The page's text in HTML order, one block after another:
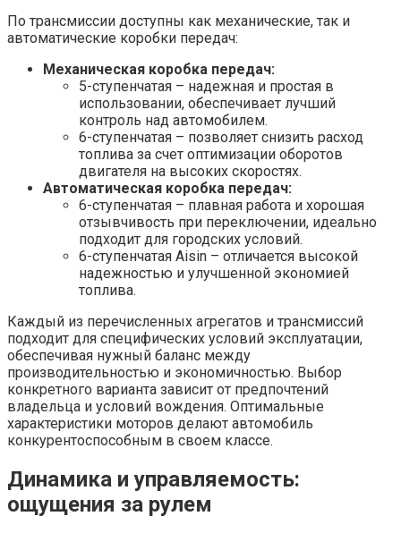
По трансмиссии доступны как механические, так и
автоматические коробки передач:
Механическая коробка передач:
5-ступенчатая – надежная и простая в
использовании, обеспечивает лучший
контроль над автомобилем.
6-ступенчатая – позволяет снизить расход
топлива за счет оптимизации оборотов
двигателя на высоких скоростях.
Автоматическая коробка передач:
6-ступенчатая – плавная работа и хорошая
отзывчивость при переключении, идеально
подходит для городских условий.
6-ступенчатая Aisin – отличается высокой
надежностью и улучшенной экономией
топлива.
Каждый из перечисленных агрегатов и трансмиссий
подходит для специфических условий эксплуатации,
обеспечивая нужный баланс между
производительностью и экономичностью. Выбор
конкретного варианта зависит от предпочтений
владельца и условий вождения. Оптимальные
характеристики моторов делают автомобиль
конкурентоспособным в своем классе.
Динамика и управляемость:
ощущения за рулем